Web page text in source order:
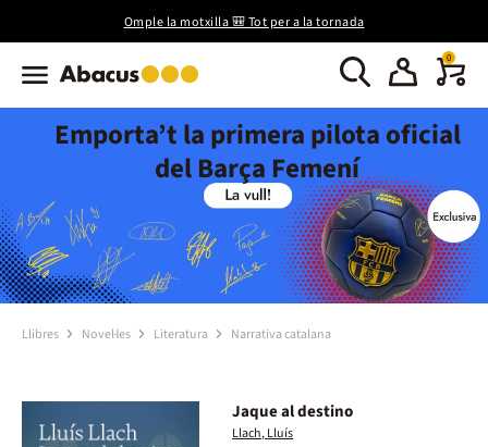
Omple la motxilla 🎒 Tot per a la tornada
0
Emporta’t la primera pilota oficial
del Barça Femení
Llibres Novel·les Literatura Narrativa catalana
Jaque al destino
Llach, Lluís